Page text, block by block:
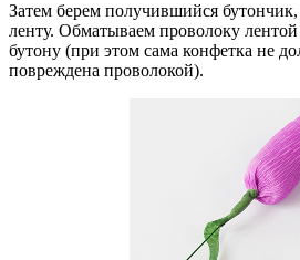
Затем берем получившийся
ленту. Обматываем проволоку
бутону (при этом сама конфетка не
повреждена проволокой).